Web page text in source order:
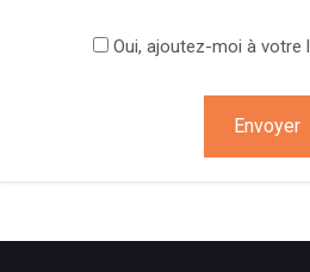
Oui, ajoutez-moi à votre